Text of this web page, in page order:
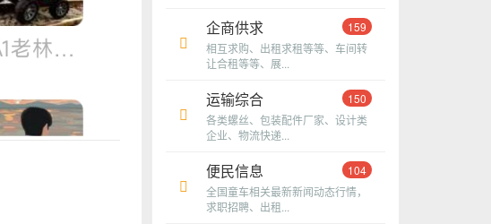
企商供求
159
相互求购、出租求租等等、车间转
让合租等等、展...
运输综合
150
各类螺丝、包装配件厂家、设计类
企业、物流快递...
便民信息
104
全国童车相关最新新闻动态行情，
求职招聘、出租...